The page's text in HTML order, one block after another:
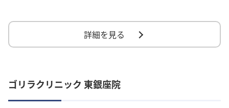
詳細を見る
ゴリラクリニック 東銀座院